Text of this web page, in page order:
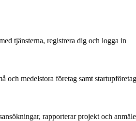
tjänsterna, registrera dig och logga in
och medelstora företag samt
rapporterar projekt och